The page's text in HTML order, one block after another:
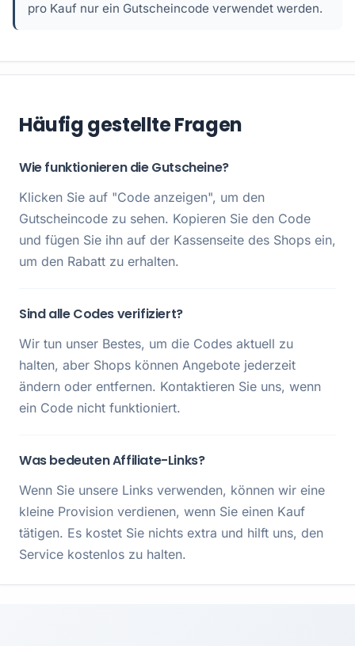
pro Kauf nur ein Gutscheincode verwendet werden.
Häufig gestellte Fragen
Wie funktionieren die Gutscheine?
Klicken Sie auf "Code anzeigen", um den
Gutscheincode zu sehen. Kopieren Sie den Code
und fügen Sie ihn auf der Kassenseite des Shops ein,
um den Rabatt zu erhalten.
Sind alle Codes verifiziert?
Wir tun unser Bestes, um die Codes aktuell zu
halten, aber Shops können Angebote jederzeit
ändern oder entfernen. Kontaktieren Sie uns, wenn
ein Code nicht funktioniert.
Was bedeuten Affiliate-Links?
Wenn Sie unsere Links verwenden, können wir eine
kleine Provision verdienen, wenn Sie einen Kauf
tätigen. Es kostet Sie nichts extra und hilft uns, den
Service kostenlos zu halten.